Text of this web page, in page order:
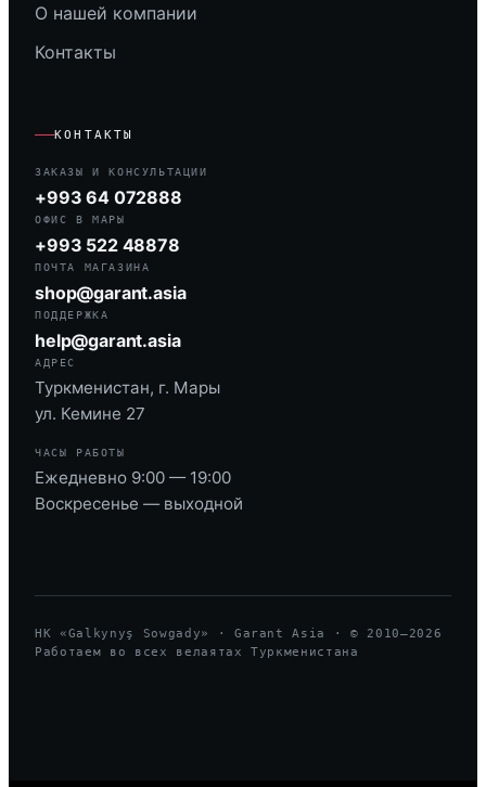
О нашей компании
Контакты
КОНТАКТЫ
ЗАКАЗЫ И КОНСУЛЬТАЦИИ
+993 64 072888
ОФИС В МАРЫ
+993 522 48878
ПОЧТА МАГАЗИНА
shop@garant.asia
ПОДДЕРЖКА
help@garant.asia
АДРЕС
Туркменистан, г. Мары
ул. Кемине 27
ЧАСЫ РАБОТЫ
Ежедневно 9:00 — 19:00
Воскресенье — выходной
HK «Galkynyş Sowgady» · Garant Asia · © 2010—2026
Работаем во всех велаятах Туркменистана